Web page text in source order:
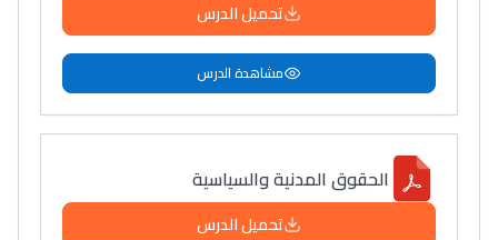
سامورا
بطلة المغرب فالقفز
الطولي، ملاك البردع
كتحكي على تجربتها
فالرّياضة و الدّراسة
تحميل الدرس
مشاهدة الدرس
الحقوق المدنية والسياسية
تحميل الدرس